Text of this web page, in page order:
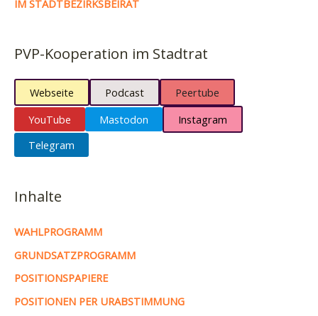
IM STADTBEZIRKSBEIRAT
PVP-Kooperation im Stadtrat
Webseite Podcast
Peertube
YouTube
Mastodon
Instagram
Telegram
Inhalte
WAHLPROGRAMM
GRUNDSATZPROGRAMM
POSITIONSPAPIERE
POSITIONEN PER URABSTIMMUNG